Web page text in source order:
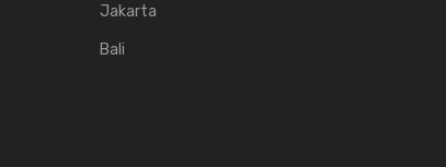
Jakarta
Bali